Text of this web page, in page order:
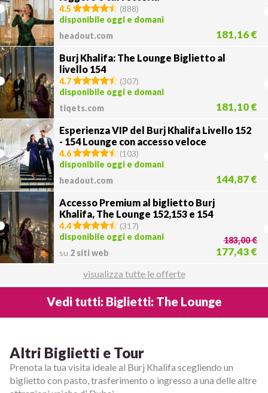
4.5 (888)
disponibile oggi e domani
headout.com
181,16 €
Burj Khalifa: The Lounge Biglietto al
livello 154
4.7 (307)
disponibile oggi e domani
tiqets.com
181,10 €
Esperienza VIP del Burj Khalifa Livello 152
- 154 Lounge con accesso veloce
4.6 (103)
disponibile oggi e domani
headout.com
144,87 €
Accesso Premium al biglietto Burj
Khalifa, The Lounge 152,153 e 154
4.4 (317)
disponibile oggi e domani
su 2 siti web
183,00 €
177,43 €
visualizza tutte le offerte
Vedi tutti: Biglietti: The Lounge
Altri Biglietti e Tour
Prenota la tua visita ideale al Burj Khalifa scegliendo un
biglietto con pasto, trasferimento o ingresso a una delle altre